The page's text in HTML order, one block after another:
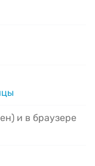
и в браузере